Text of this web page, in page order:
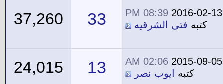
2016-02-13
08:39 PM
كتبه فتى الشرقيه 33
37,260
2015-09-05
02:06 AM
كتبه
ايوب نصر 13
24,015